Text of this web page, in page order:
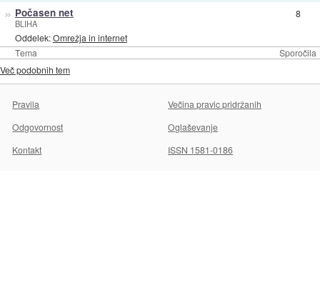
Tema Sporočila
» Počasen net
BLIHA
Oddelek:Omrežja in internet
8
Več podobnih tem
Pravila
Večina pravic pridržanih
Odgovornost
Oglaševanje
Kontakt
ISSN 1581-0186